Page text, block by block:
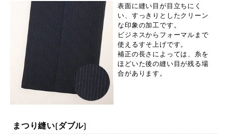
表面に縫い目が目立ちにく
い、すっきりとしたクリーン
な印象の加工です。
ビジネスからフォーマルまで
使えるすそ上げです。
補正の長さによっては、糸を
ほどいた後の縫い目が残る場
合があります。
まつり縫い(ダブル)